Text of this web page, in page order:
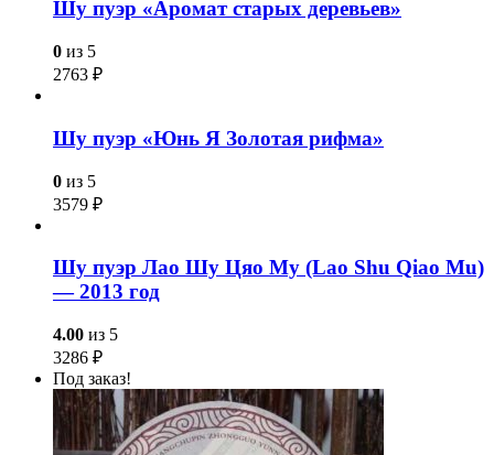
Шу пуэр «Аромат старых деревьев»
0 из 5
2763 ₽
Шу пуэр «Юнь Я Золотая рифма»
0 из 5
3579 ₽
Шу пуэр Лао Шу Цяо Му (Lao Shu Qiao Mu)
— 2013 год
4.00 из 5
3286 ₽
Под заказ!